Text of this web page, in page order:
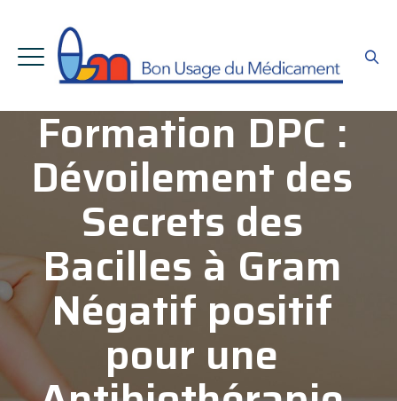
Formation DPC :
Dévoilement des
Secrets des
Bacilles à Gram
Négatif positif
pour une